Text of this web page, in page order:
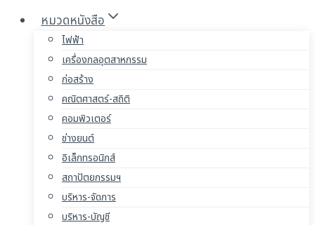
หมวดหนังสือ
ไฟฟ้า
เครื่องกลอุตสาหกรรม
ก่อสร้าง
คณิตศาสตร์-สถิติ
คอมพิวเตอร์
ช่างยนต์
อิเล็กทรอนิกส์
สถาปัตยกรรมฯ
บริหาร-จัดการ
บริหาร-บัญชี